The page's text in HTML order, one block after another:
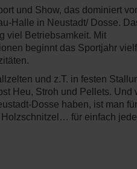
und Show, das dominiert
Halle in Neustadt/ Dosse.
viel Betriebsamkeit. Mit
beginnt das Sportjahr
und z.T. in festen
Heu, Stroh und Pellets. Und
Dosse haben, ist man für
für einfach